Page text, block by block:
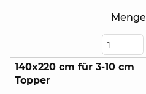
Menge
140x220 cm für 3-10 cm
Topper